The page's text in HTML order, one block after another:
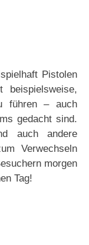
Pistolen
beispielsweise,
führen – auch
gedacht sind.
auch andere
Verwechseln
morgen
Tag!